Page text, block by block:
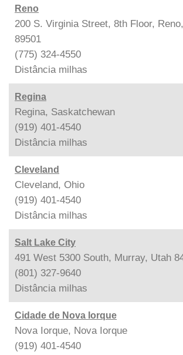
Reno
200 S. Virginia Street, 8th Floor,
89501
(775) 324-4550
Distância milhas
Regina
Regina, Saskatchewan
(919) 401-4540
Distância milhas
Cleveland
Cleveland, Ohio
(919) 401-4540
Distância milhas
Salt Lake City
491 West 5300 South, Murray, Utah
(801) 327-9640
Distância milhas
Cidade de Nova Iorque
Nova Iorque, Nova Iorque
(919) 401-4540